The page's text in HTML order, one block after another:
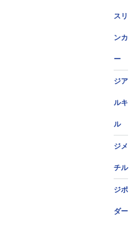
スリ
ンカ
ー
ジア
ルキ
ル
ジメ
チル
ジポ
ダー